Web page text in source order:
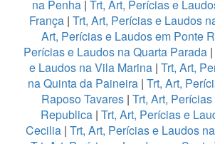
na Penha | Trt, Art, Perícias e
França | Trt, Art, Perícias e Laudos
Art, Perícias e Laudos em Ponte
Perícias e Laudos na Quarta Parada |
e Laudos na Vila Marina| Trt, Art,
na Quinta da Paineira| Trt, Art,
Raposo Tavares | Trt, Art,
Republica| Trt, Art, Perícias e
Cecilia | Trt, Art, Perícias e Laudos